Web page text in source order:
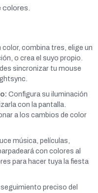
color, combina tres, elige un
o crea el suyo propio.
sincronizar tu mouse
Configura su iluminación
con la pantalla.
a los cambios de color
música, películas,
con colores al
para hacer tuya la fiesta
preciso del